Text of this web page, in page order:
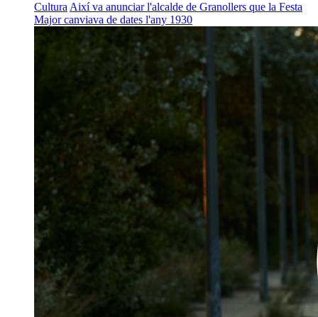
Cultura Així va anunciar l'alcalde de Granollers que la Festa
Major canviava de dates l'any 1930